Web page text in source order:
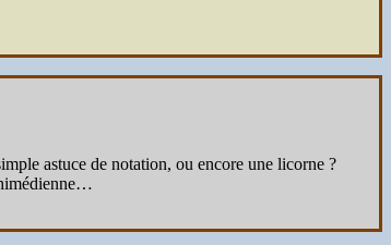
astuce de notation, ou encore une licorne ?